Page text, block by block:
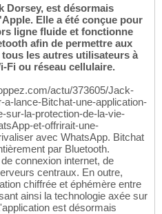
Dorsey, est désormais
Elle a été conçue pour
ligne fluide et fonctionne
afin de permettre aux
les autres utilisateurs à
Fi ou réseau cellulaire.
actu/373605/Jack-
lance-Bitchat-une-application-
sur-la-protection-de-la-vie-
et-offrirait-une-
avec WhatsApp. Bitchat
par Bluetooth.
connexion internet, de
centraux. En outre,
chiffrée et éphémère entre
ainsi la technologie axée sur
est désormais